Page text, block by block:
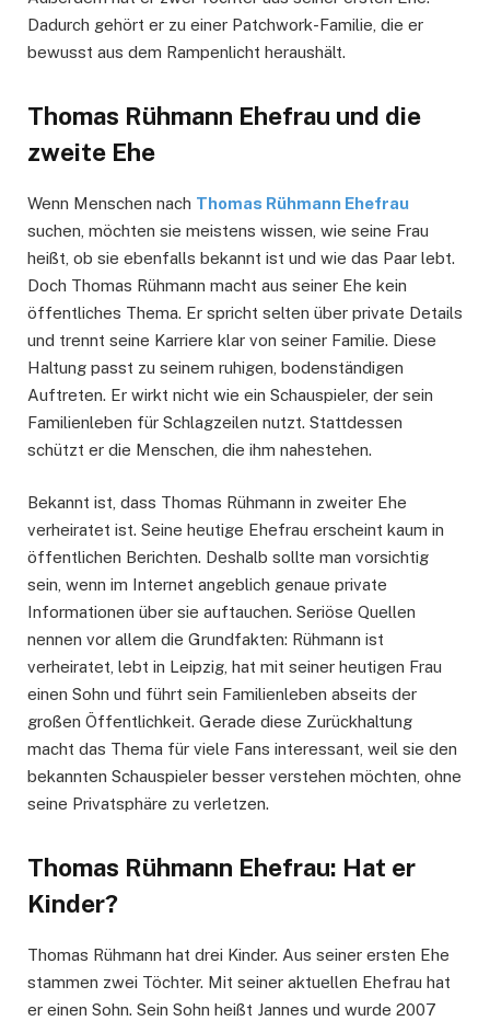
Dadurch gehört er zu einer Patchwork-Familie, die er
bewusst aus dem Rampenlicht heraushält.
Thomas Rühmann Ehefrau und die
zweite Ehe
Wenn Menschen nach Thomas Rühmann Ehefrau
suchen, möchten sie meistens wissen, wie seine Frau
heißt, ob sie ebenfalls bekannt ist und wie das Paar lebt.
Doch Thomas Rühmann macht aus seiner Ehe kein
öffentliches Thema. Er spricht selten über private Details
und trennt seine Karriere klar von seiner Familie. Diese
Haltung passt zu seinem ruhigen, bodenständigen
Auftreten. Er wirkt nicht wie ein Schauspieler, der sein
Familienleben für Schlagzeilen nutzt. Stattdessen
schützt er die Menschen, die ihm nahestehen.
Bekannt ist, dass Thomas Rühmann in zweiter Ehe
verheiratet ist. Seine heutige Ehefrau erscheint kaum in
öffentlichen Berichten. Deshalb sollte man vorsichtig
sein, wenn im Internet angeblich genaue private
Informationen über sie auftauchen. Seriöse Quellen
nennen vor allem die Grundfakten: Rühmann ist
verheiratet, lebt in Leipzig, hat mit seiner heutigen Frau
einen Sohn und führt sein Familienleben abseits der
großen Öffentlichkeit. Gerade diese Zurückhaltung
macht das Thema für viele Fans interessant, weil sie den
bekannten Schauspieler besser verstehen möchten, ohne
seine Privatsphäre zu verletzen.
Thomas Rühmann Ehefrau: Hat er
Kinder?
Thomas Rühmann hat drei Kinder. Aus seiner ersten Ehe
stammen zwei Töchter. Mit seiner aktuellen Ehefrau hat
er einen Sohn. Sein Sohn heißt Jannes und wurde 2007